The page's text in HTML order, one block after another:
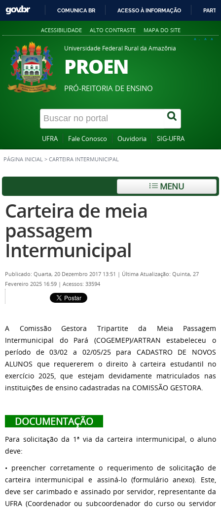
PARA
O
CONTEÚDO
COMUNICA BR ACESSO À INFORMAÇÃO
ACESSIBILIDADE ALTO CONTRASTE MAPA DO SITE
A+ A A-
Universidade Federal Rural da Amazônia
PROEN
PRÓ-REITORIA DE ENSINO
UFRA Fale Conosco Ouvidoria SIG-UFRA
PÁGINA INICIAL > CARTEIRA INTERMUNICIPAL
MENU
Carteira de meia
passagem
Intermunicipal
Publicado: Quarta, 20 Dezembro 2017 13:51 | Última Atualização: Quinta, 27
Fevereiro 2025 16:59 | Acessos: 33594
A Comissão Gestora Tripartite da Meia Passagem
Intermunicipal do Pará (COGEMEP)/ARTRAN estabeleceu o
período de 03/02 a 02/05/25 para CADASTRO DE NOVOS
ALUNOS que requererem o direito à carteira estudantil no
exercício 2025, que estejam devidamente matriculados nas
instituições de ensino cadastradas na COMISSÃO GESTORA.
DOCUMENTAÇÃO
Para solicitação da 1ª via da carteira intermunicipal, o aluno
deve:
• preencher corretamente o requerimento de solicitação de
carteira intermunicipal e assiná-lo (formulário anexo). Este,
deve ser carimbado e assinado por servidor, representante da
UFRA (Coordenador ou subcoordenador do curso ou servidor